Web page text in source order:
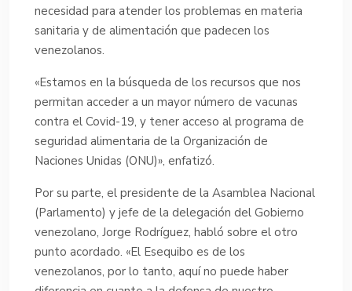
necesidad para atender los problemas en materia
sanitaria y de alimentación que padecen los
venezolanos.
«Estamos en la búsqueda de los recursos que nos
permitan acceder a un mayor número de vacunas
contra el Covid-19, y tener acceso al programa de
seguridad alimentaria de la Organización de
Naciones Unidas (ONU)», enfatizó.
Por su parte, el presidente de la Asamblea Nacional
(Parlamento) y jefe de la delegación del Gobierno
venezolano, Jorge Rodríguez, habló sobre el otro
punto acordado. «El Esequibo es de los
venezolanos, por lo tanto, aquí no puede haber